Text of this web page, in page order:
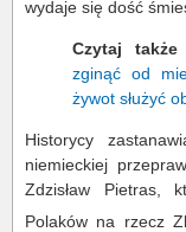
wydaje się dość
Czytaj także
zginąć od
żywot służyć
Historycy
niemieckiej
Zdzisław Pietras,
Polaków na rzecz